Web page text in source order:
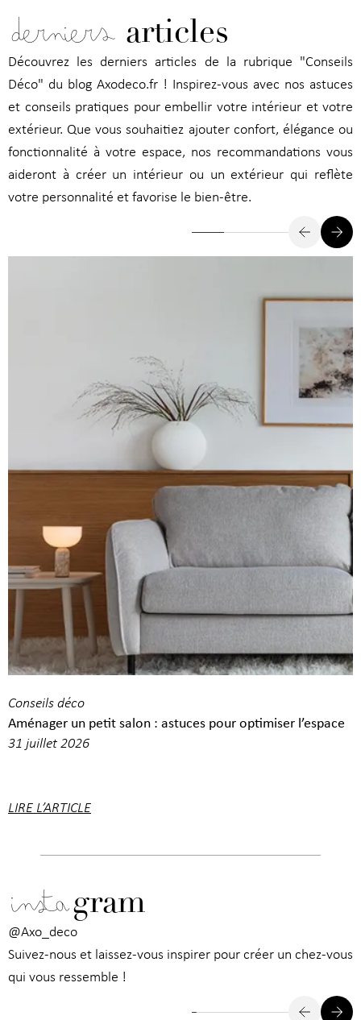
derniers articles
Découvrez les derniers articles de la rubrique "Conseils
Déco" du blog Axodeco.fr ! Inspirez-vous avec nos astuces
et conseils pratiques pour embellir votre intérieur et votre
extérieur. Que vous souhaitiez ajouter confort, élégance ou
fonctionnalité à votre espace, nos recommandations vous
aideront à créer un intérieur ou un extérieur qui reflète
votre personnalité et favorise le bien-être.
Conseils déco
Aménager un petit salon : astuces pour optimiser l’espace
31 juillet 2026
LIRE L’ARTICLE
instagram
@Axo_deco
Suivez-nous et laissez-vous inspirer pour créer un chez-vous
qui vous ressemble !